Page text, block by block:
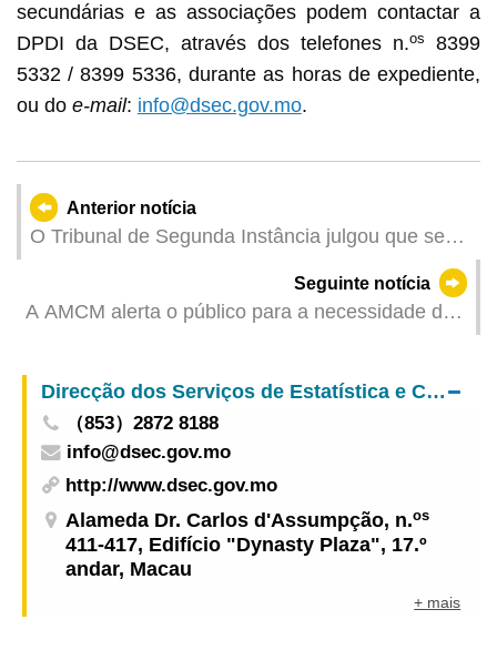
secundárias e as associações podem contactar a
DPDI da DSEC, através dos telefones n.os
8399
5332 / 8399 5336, durante as horas de expediente,
ou do e-mail: info@dsec.gov.mo.
Anterior notícia
O Tribunal de Segunda Instância julgou que se
Seguinte notícia
A AMCM alerta o público para a necessidade de
anúncios falsos de bancos
Direcção dos Serviços de Estatística e Censos
（853）2872 8188
info@dsec.gov.mo
http://www.dsec.gov.mo
Alameda Dr. Carlos d'Assumpção, n.os
411-417, Edifício "Dynasty Plaza", 17.º
andar, Macau
+ mais